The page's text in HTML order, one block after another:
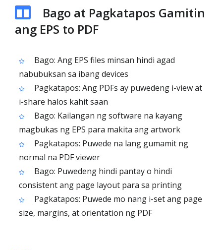
Bago at Pagkatapos Gamitin
ang EPS to PDF
Bago: Ang EPS files minsan hindi agad
nabubuksan sa ibang devices
Pagkatapos: Ang PDFs ay puwedeng i-view at
i-share halos kahit saan
Bago: Kailangan ng software na kayang
magbukas ng EPS para makita ang artwork
Pagkatapos: Puwede na lang gumamit ng
normal na PDF viewer
Bago: Puwedeng hindi pantay o hindi
consistent ang page layout para sa printing
Pagkatapos: Puwede mo nang i-set ang page
size, margins, at orientation ng PDF